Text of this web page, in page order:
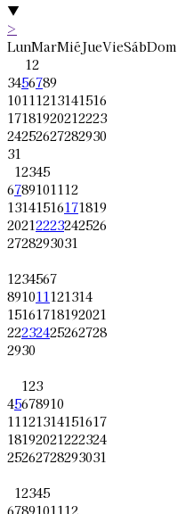
▼
>
LunMarMiéJueVieSábDom
12
3456789
10111213141516
17181920212223
24252627282930
31
12345
6789101112
13141516171819
20212223242526
2728293031
1234567
891011121314
15161718192021
22232425262728
2930
123
45678910
11121314151617
18192021222324
25262728293031
12345
6789101112